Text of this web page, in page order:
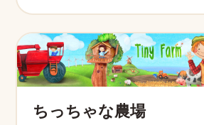
ちっちゃな農場